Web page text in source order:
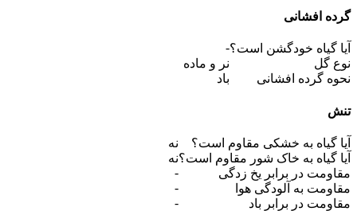
گرده افشانی
آیا گیاه خودگشن است؟-
نوع گل
نر و ماده
نحوه گرده افشانی
باد
تنش
آیا گیاه به خشکی مقاوم است؟
نه
آیا گیاه به خاک شور مقاوم است؟نه
مقاومت در برابر یخ زدگی
-
مقاومت به آلودگی هوا
-
مقاومت در برابر باد
-